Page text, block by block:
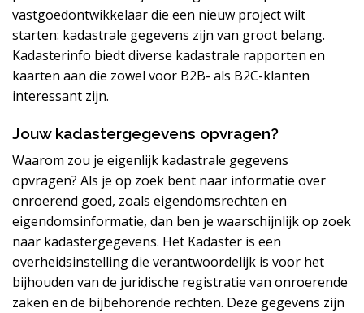
vastgoedontwikkelaar die een nieuw project wilt
starten: kadastrale gegevens zijn van groot belang.
Kadasterinfo biedt diverse kadastrale rapporten en
kaarten aan die zowel voor B2B- als B2C-klanten
interessant zijn.
Jouw kadastergegevens opvragen?
Waarom zou je eigenlijk kadastrale gegevens
opvragen? Als je op zoek bent naar informatie over
onroerend goed, zoals eigendomsrechten en
eigendomsinformatie, dan ben je waarschijnlijk op zoek
naar kadastergegevens. Het Kadaster is een
overheidsinstelling die verantwoordelijk is voor het
bijhouden van de juridische registratie van onroerende
zaken en de bijbehorende rechten. Deze gegevens zijn